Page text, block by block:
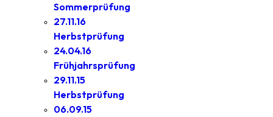
Sommerprüfung
27.11.16
Herbstprüfung
24.04.16
Frühjahrsprüfung
29.11.15
Herbstprüfung
06.09.15